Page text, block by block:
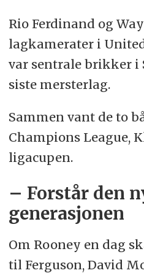
Rio Ferdinand og
lagkamerater i
var sentrale brikker i
siste mersterlag.
Sammen vant de to
Champions League,
ligacupen.
– Forstår den
generasjonen
Om Rooney en dag
til Ferguson, David